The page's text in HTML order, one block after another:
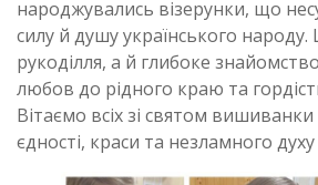
народжувались візерунки, що
силу й душу українського
рукоділля, а й глибоке
любов до рідного краю та
Вітаємо всіх зі святом
єдності, краси та незламного